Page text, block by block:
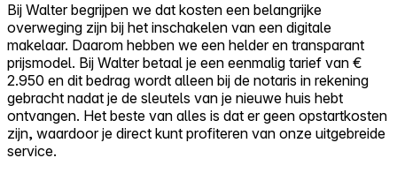
Bij Walter begrijpen we dat kosten een belangrijke
overweging zijn bij het inschakelen van een digitale
makelaar. Daarom hebben we een helder en transparant
prijsmodel. Bij Walter betaal je een eenmalig tarief van €
2.950 en dit bedrag wordt alleen bij de notaris in rekening
gebracht nadat je de sleutels van je nieuwe huis hebt
ontvangen. Het beste van alles is dat er geen opstartkosten
zijn, waardoor je direct kunt profiteren van onze uitgebreide
service.